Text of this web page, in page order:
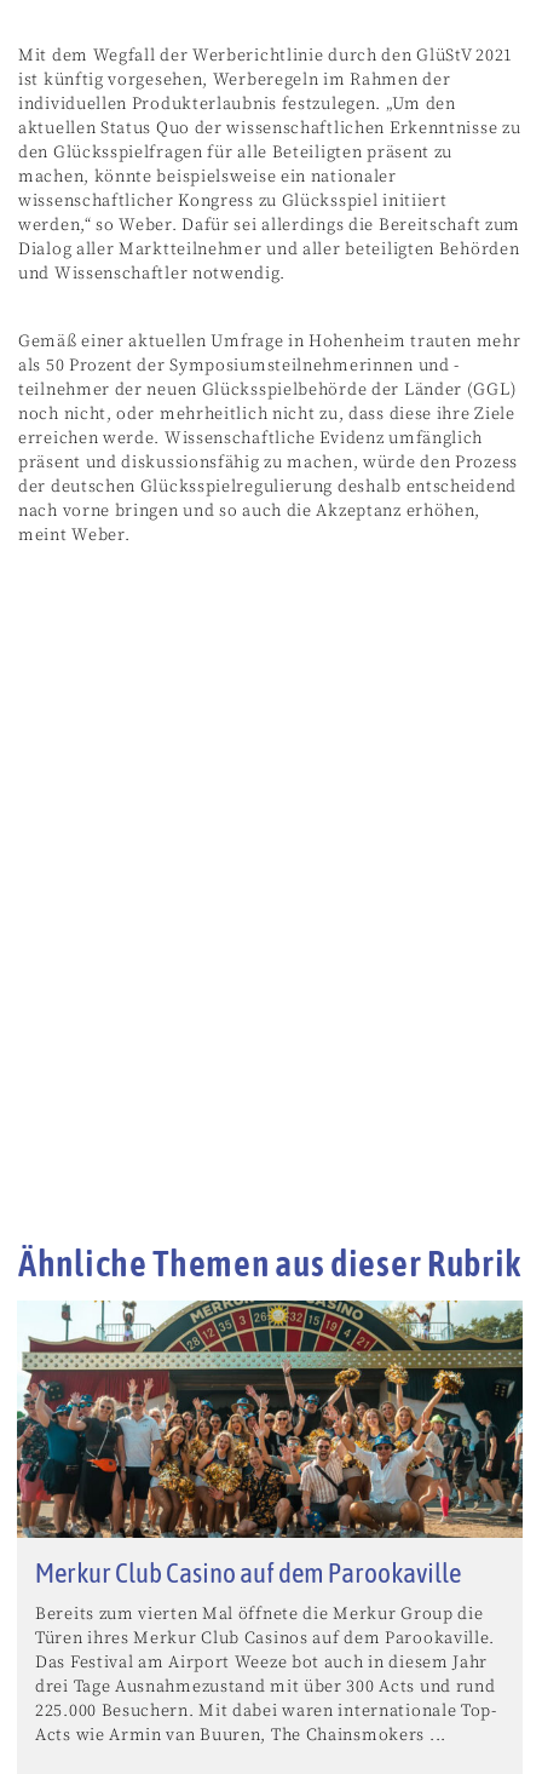
Mit dem Wegfall der Werberichtlinie durch den GlüStV 2021
ist künftig vorgesehen, Werberegeln im Rahmen der
individuellen Produkterlaubnis festzulegen. „Um den
aktuellen Status Quo der wissenschaftlichen Erkenntnisse zu
den Glücksspielfragen für alle Beteiligten präsent zu
machen, könnte beispielsweise ein nationaler
wissenschaftlicher Kongress zu Glücksspiel initiiert
werden,“ so Weber. Dafür sei allerdings die Bereitschaft zum
Dialog aller Marktteilnehmer und aller beteiligten Behörden
und Wissenschaftler notwendig.
Gemäß einer aktuellen Umfrage in Hohenheim trauten mehr
als 50 Prozent der Symposiumsteilnehmerinnen und -
teilnehmer der neuen Glücksspielbehörde der Länder (GGL)
noch nicht, oder mehrheitlich nicht zu, dass diese ihre Ziele
erreichen werde. Wissenschaftliche Evidenz umfänglich
präsent und diskussionsfähig zu machen, würde den Prozess
der deutschen Glücksspielregulierung deshalb entscheidend
nach vorne bringen und so auch die Akzeptanz erhöhen,
meint Weber.
Ähnliche Themen aus dieser Rubrik
Merkur Club Casino auf dem Parookaville
Bereits zum vierten Mal öffnete die Merkur Group die
Türen ihres Merkur Club Casinos auf dem Parookaville.
Das Festival am Airport Weeze bot auch in diesem Jahr
drei Tage Ausnahmezustand mit über 300 Acts und rund
225.000 Besuchern. Mit dabei waren internationale Top-
Acts wie Armin van Buuren, The Chainsmokers ...